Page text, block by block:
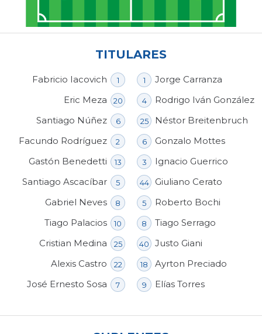
TITULARES
Fabricio Iacovich 1
Eric Meza 20
Santiago Núñez 6
Facundo Rodríguez 2
Gastón Benedetti 13
Santiago Ascacíbar 5
Gabriel Neves 8
Tiago Palacios 10
Cristian Medina 25
Alexis Castro 22
José Ernesto Sosa 7
1 Jorge Carranza
4 Rodrigo Iván González
25 Néstor Breitenbruch
6 Gonzalo Mottes
3 Ignacio Guerrico
44 Giuliano Cerato
5 Roberto Bochi
8 Tiago Serrago
40 Justo Giani
18 Ayrton Preciado
9 Elías Torres